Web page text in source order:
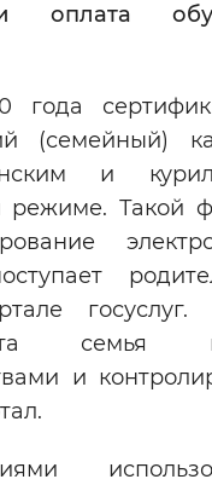
настройки
оплата
года
(семейный)
и
режиме. Такой
госуслуг.
семья
и